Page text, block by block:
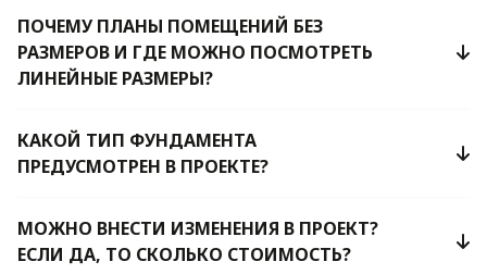
ПОЧЕМУ ПЛАНЫ ПОМЕЩЕНИЙ БЕЗ
РАЗМЕРОВ И ГДЕ МОЖНО ПОСМОТРЕТЬ
ЛИНЕЙНЫЕ РАЗМЕРЫ?
КАКОЙ ТИП ФУНДАМЕНТА
ПРЕДУСМОТРЕН В ПРОЕКТЕ?
МОЖНО ВНЕСТИ ИЗМЕНЕНИЯ В ПРОЕКТ?
ЕСЛИ ДА, ТО СКОЛЬКО СТОИМОСТЬ?